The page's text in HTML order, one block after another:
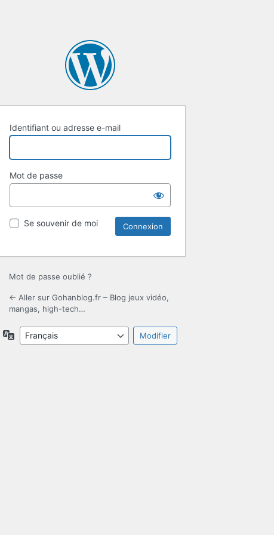
Identifiant ou adresse e-mail
Mot de passe
Se souvenir de moi
Mot de passe oublié ?
← Aller sur Gohanblog.fr – Blog jeux vidéo,
mangas, high-tech…
Langue